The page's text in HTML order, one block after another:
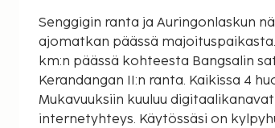
Senggigin ranta ja Auringonlaskun
ajomatkan päässä majoituspaikasta. Tämä aamiaismajoitus sijaitsee 23,2
km:n päässä kohteesta Bangsalin
Kerandangan II:n ranta. Kaikissa 4
Mukavuuksiin kuuluu
internetyhteys. Käytössäsi on